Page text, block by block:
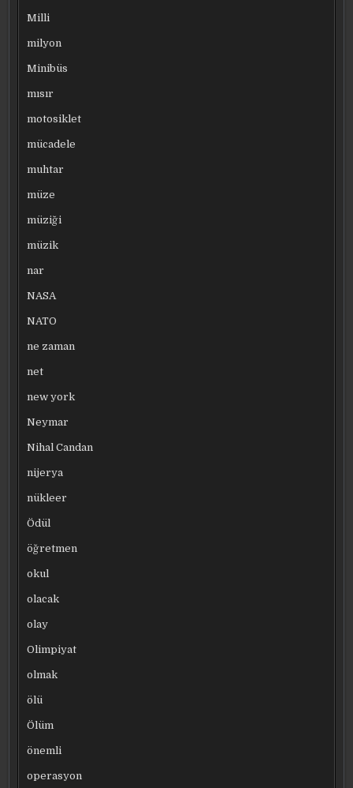
Milli
milyon
Minibüs
mısır
motosiklet
mücadele
muhtar
müze
müziği
müzik
nar
NASA
NATO
ne zaman
net
new york
Neymar
Nihal Candan
nijerya
nükleer
Ödül
öğretmen
okul
olacak
olay
Olimpiyat
olmak
ölü
Ölüm
önemli
operasyon